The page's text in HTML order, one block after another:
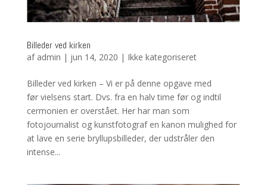
Billeder ved kirken
af admin | jun 14, 2020 | Ikke kategoriseret
Billeder ved kirken – Vi er på denne opgave med
før vielsens start. Dvs. fra en halv time før og indtil
cermonien er overstået. Her har man som
fotojournalist og kunstfotograf en kanon mulighed for
at lave en serie bryllupsbilleder, der udstråler den
intense...